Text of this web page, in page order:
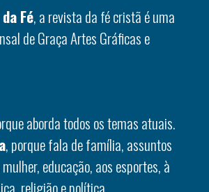
Fé, a revista da fé cristã é uma
de Graça Artes Gráficas e
aborda todos os temas atuais.
, porque fala de família, assuntos
educação, aos esportes, à
religião e política.